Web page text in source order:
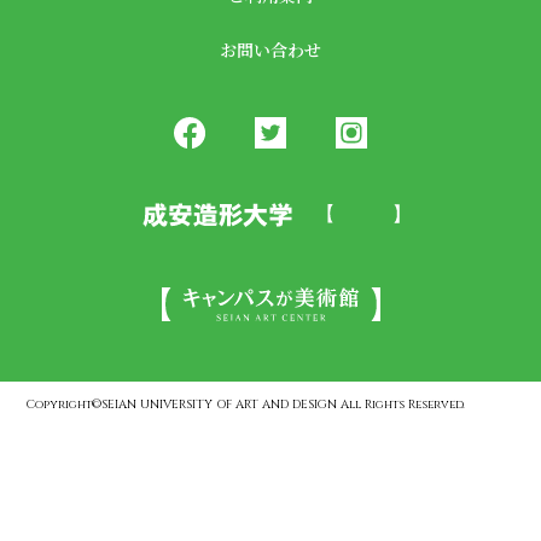
お問い合わせ
Copyright©SEIAN UNIVERSITY OF ART AND DESIGN All Rights Reserved.